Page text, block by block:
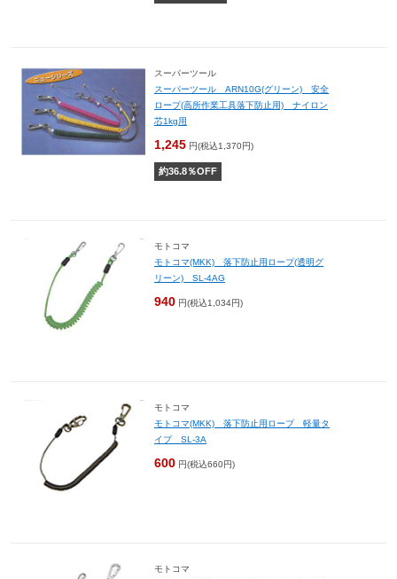
スーパーツール
スーパーツール ARN10G(グリーン) 安全
ロープ(高所作業工具落下防止用) ナイロン
芯1kg用
1,245 円(税込1,370円)
約36.8％OFF
モトコマ
モトコマ(MKK) 落下防止用ロープ(透明グ
リーン) SL-4AG
940 円(税込1,034円)
モトコマ
モトコマ(MKK) 落下防止用ロープ 軽量タ
イプ SL-3A
600 円(税込660円)
モトコマ